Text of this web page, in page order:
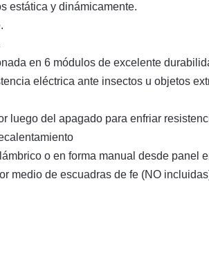
estática y dinámicamente.
en 6 módulos de excelente
eléctrica ante insectos u objetos
luego del apagado para enfriar
o en forma manual desde panel
medio de escuadras de fe (NO